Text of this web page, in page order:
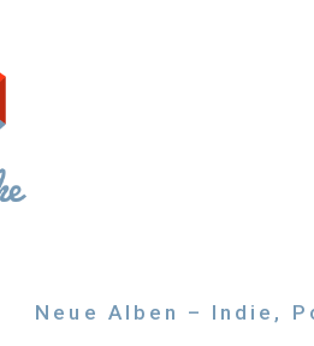
Neue Alben – Indie,